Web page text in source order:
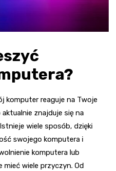
komputer reaguje na Twoje
znajduje się na
wiele sposób, dzięki
swojego komputera i
komputera lub
wiele przyczyn. Od